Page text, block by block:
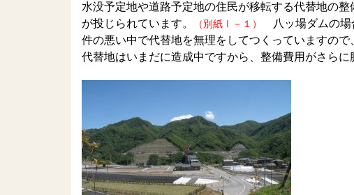
水没予定地や道路予定地の住民が移転する代替地の
が投じられています。
（別紙Ⅰ－１）
八ッ場ダムの場
件の悪い中で代替地を無理をしてつくっていますので
代替地はいまだに造成中ですから、整備費用がさらに